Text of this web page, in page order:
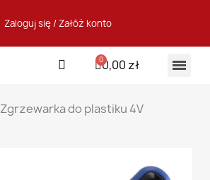
Zaloguj się / Załóż konto
0,00 zł
Zgrzewarka do plastiku 4V